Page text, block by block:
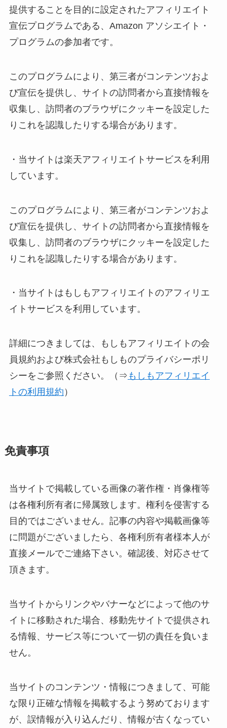
提供することを目的に設定されたアフィリエイト
宣伝プログラムである、Amazon アソシエイト・
プログラムの参加者です。
このプログラムにより、第三者がコンテンツおよ
び宣伝を提供し、サイトの訪問者から直接情報を
収集し、訪問者のブラウザにクッキーを設定した
りこれを認識したりする場合があります。
・当サイトは楽天アフィリエイトサービスを利用
しています。
このプログラムにより、第三者がコンテンツおよ
び宣伝を提供し、サイトの訪問者から直接情報を
収集し、訪問者のブラウザにクッキーを設定した
りこれを認識したりする場合があります。
・当サイトはもしもアフィリエイトのアフィリエ
イトサービスを利用しています。
詳細につきましては、もしもアフィリエイトの会
員規約および株式会社もしものプライバシーポリ
シーをご参照ください。（⇒ もしもアフィリエイ
トの利用規約 ）
免責事項
当サイトで掲載している画像の著作権・肖像権等
は各権利所有者に帰属致します。権利を侵害する
目的ではございません。記事の内容や掲載画像等
に問題がございましたら、各権利所有者様本人が
直接メールでご連絡下さい。確認後、対応させて
頂きます。
当サイトからリンクやバナーなどによって他のサ
イトに移動された場合、移動先サイトで提供され
る情報、サービス等について一切の責任を負いま
せん。
当サイトのコンテンツ・情報につきまして、可能
な限り正確な情報を掲載するよう努めております
が、誤情報が入り込んだり、情報が古くなってい